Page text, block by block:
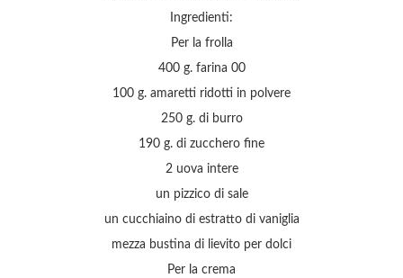
Ingredienti:
Per la frolla
400 g. farina 00
100 g. amaretti ridotti in polvere
250 g. di burro
190 g. di zucchero fine
2 uova intere
un pizzico di sale
un cucchiaino di estratto di vaniglia
mezza bustina di lievito per dolci
Per la crema